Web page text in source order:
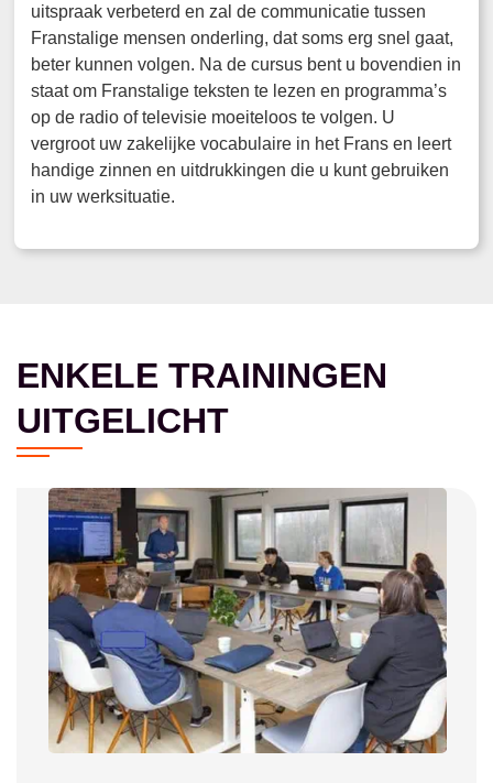
uitspraak verbeterd en zal de communicatie tussen
Franstalige mensen onderling, dat soms erg snel gaat,
beter kunnen volgen. Na de cursus bent u bovendien in
staat om Franstalige teksten te lezen en programma’s
op de radio of televisie moeiteloos te volgen. U
vergroot uw zakelijke vocabulaire in het Frans en leert
handige zinnen en uitdrukkingen die u kunt gebruiken
in uw werksituatie.
ENKELE TRAININGEN
UITGELICHT